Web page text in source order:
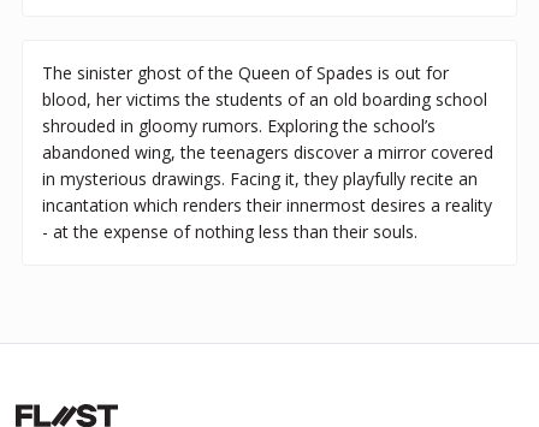
The sinister ghost of the Queen of Spades is out for
blood, her victims the students of an old boarding school
shrouded in gloomy rumors. Exploring the school’s
abandoned wing, the teenagers discover a mirror covered
in mysterious drawings. Facing it, they playfully recite an
incantation which renders their innermost desires a reality
- at the expense of nothing less than their souls.